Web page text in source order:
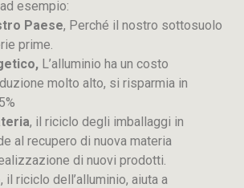
esempio:
Paese, Perché il nostro sottosuolo
prime.
L’alluminio ha un costo
molto alto, si risparmia in
, il riciclo degli imballaggi in
al recupero di nuova materia
di nuovi prodotti.
, il riciclo dell’alluminio, aiuta a